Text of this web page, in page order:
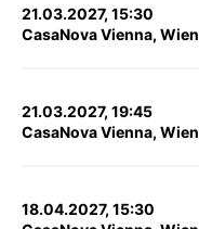
21.03.2027, 15:30
CasaNova Vienna, Wien
21.03.2027, 19:45
CasaNova Vienna, Wien
18.04.2027, 15:30